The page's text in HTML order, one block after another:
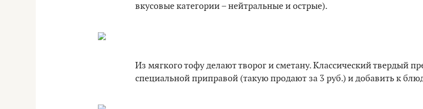
вкусовые категории – нейтральные и острые).
Из мягкого тофу делают творог и сметану. Классический твердый
специальной приправой (такую продают за 3 руб.) и добавить к